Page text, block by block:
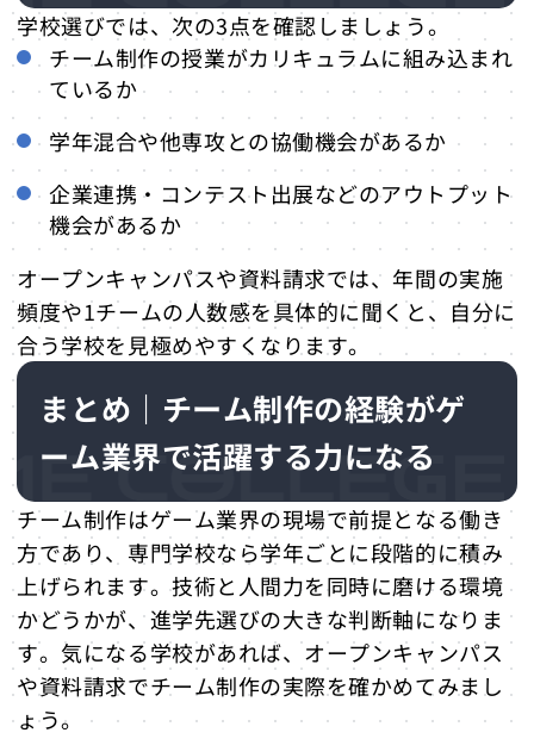
学校選びでは、次の3点を確認しましょう。
チーム制作の授業がカリキュラムに組み込まれ
ているか
学年混合や他専攻との協働機会があるか
企業連携・コンテスト出展などのアウトプット
機会があるか
オープンキャンパスや資料請求では、年間の実施
頻度や1チームの人数感を具体的に聞くと、自分に
合う学校を見極めやすくなります。
まとめ｜チーム制作の経験がゲ
ーム業界で活躍する力になる
チーム制作はゲーム業界の現場で前提となる働き
方であり、専門学校なら学年ごとに段階的に積み
上げられます。技術と人間力を同時に磨ける環境
かどうかが、進学先選びの大きな判断軸になりま
す。気になる学校があれば、オープンキャンパス
や資料請求でチーム制作の実際を確かめてみまし
ょう。